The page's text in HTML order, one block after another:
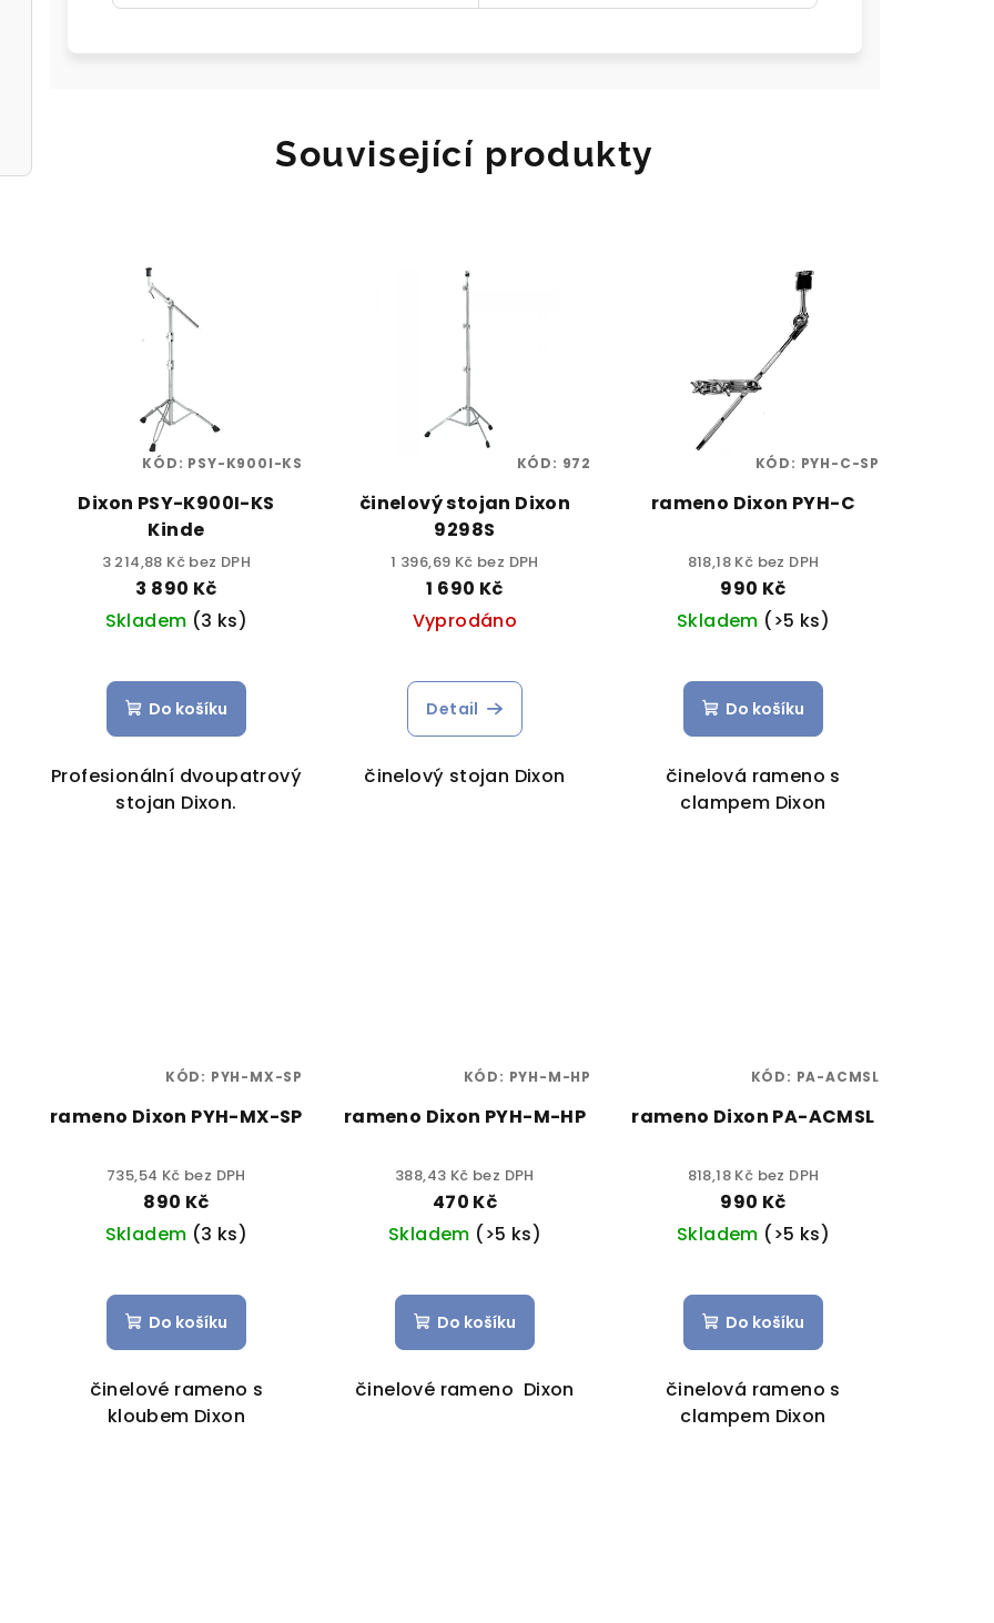
Související produkty
Dixon PSY-K900I-KS
Kinde
3 214,88 Kč bez DPH
3 890 Kč
Skladem (3 ks)
Do košíku
Profesionální dvoupatrový
stojan Dixon.
KÓD: PSY-K900I-KS
činelový stojan Dixon
9298S
1 396,69 Kč bez DPH
1 690 Kč
Vyprodáno
Detail
činelový stojan Dixon
KÓD: 972
rameno Dixon PYH-C
818,18 Kč bez DPH
990 Kč
Skladem (>5 ks)
Do košíku
činelová rameno s
clampem Dixon
KÓD: PYH-C-SP
rameno Dixon PYH-MX-SP
735,54 Kč bez DPH
890 Kč
Skladem (3 ks)
Do košíku
činelové rameno s
kloubem Dixon
KÓD: PYH-MX-SP
rameno Dixon PYH-M-HP
388,43 Kč bez DPH
470 Kč
Skladem (>5 ks)
Do košíku
činelové rameno Dixon
KÓD: PYH-M-HP
rameno Dixon PA-ACMSL
818,18 Kč bez DPH
990 Kč
Skladem (>5 ks)
Do košíku
činelová rameno s
clampem Dixon
KÓD: PA-ACMSL